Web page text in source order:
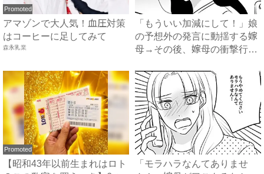
Promoted
アマゾンで大人気！血圧対策
はコーヒーに足してみて
森永乳業
「もういい加減にして！」娘
の予想外の発言に動揺する嫁
母→その後、嫁母の衝撃行動
Promoted
【昭和43年以前生まれはロト
「モラハラなんてありませ